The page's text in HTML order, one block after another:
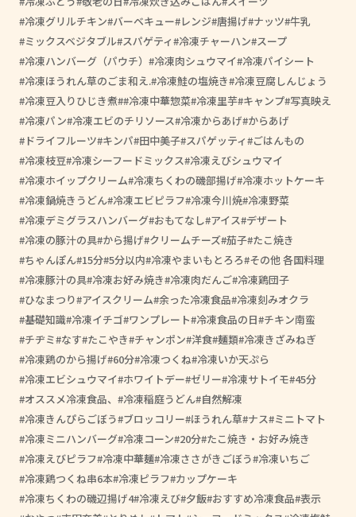
冷凍グリルチキン バーベキュー レンジ 唐揚げ ナッツ 牛乳
ミックスベジタブル スパゲティ 冷凍チャーハン スープ
冷凍ハンバーグ（パウチ）
冷凍肉シュウマイ 冷凍パイシート
冷凍ほうれん草のごま和え. 冷凍鮭の塩焼き 冷凍豆腐しんじょう
冷凍豆入りひじき煮 #冷凍中華惣菜 冷凍里芋 キャンプ 写真映え
冷凍パン 冷凍エビのチリソース 冷凍からあげ からあげ
ドライフルーツ キンパ 田中美子 スパゲッティ
ごはんもの
冷凍枝豆 冷凍シーフードミックス 冷凍えびシュウマイ
冷凍ホイップクリーム 冷凍ちくわの磯部揚げ 冷凍ホットケーキ
冷凍鍋焼きうどん 冷凍エビピラフ 冷凍今川焼 冷凍野菜
冷凍デミグラスハンバーグ おもてなし アイス デザート
冷凍の豚汁の具 から揚げ クリームチーズ 茄子 たこ焼き
ちゃんぽん 15分 5分以内 冷凍やまいもとろろ その他 各国料理
冷凍豚汁の具 冷凍お好み焼き 冷凍肉だんご 冷凍鶏団子
ひなまつり アイスクリーム 余った冷凍食品 冷凍刻みオクラ
基礎知識 冷凍イチゴ ワンプレート 冷凍食品の日 チキン南蛮
チヂミ なす たこやき チャンポン 洋食 麺類 冷凍きざみねぎ
冷凍鶏のから揚げ 60分 冷凍つくね 冷凍いか天ぷら
冷凍エビシュウマイ ホワイトデー ゼリー 冷凍サトイモ 45分
オススメ冷凍食品、
冷凍稲庭うどん 自然解凍
冷凍きんぴらごぼう ブロッコリー ほうれん草 ナス ミニトマト
冷凍ミニハンバーグ 冷凍コーン 20分 たこ焼き・お好み焼き
冷凍えびピラフ 冷凍中華麺 冷凍ささがきごぼう 冷凍いちご
冷凍鶏つくね串6本 冷凍ピラフ カップケーキ
冷凍ちくわの磯辺揚げ4 冷凍えび 夕飯 おすすめ冷凍食品 表示